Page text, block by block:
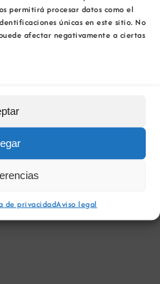
permitirá procesar datos como el
únicas en este sitio. No
afectar negativamente a ciertas
de privacidadAviso legal
eventos.
de
CALENDARIO